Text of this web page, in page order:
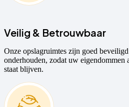
Veilig & Betrouwbaar
Onze opslagruimtes zijn goed
onderhouden, zodat uw
staat blijven.